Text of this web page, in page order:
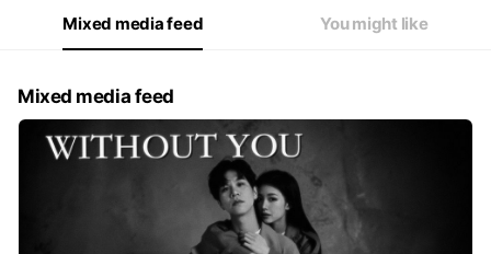
Mixed media feed You might like
Mixed media feed